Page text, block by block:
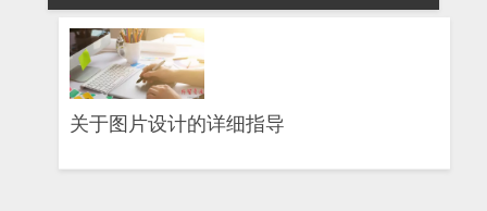
关于图片设计的详细指导